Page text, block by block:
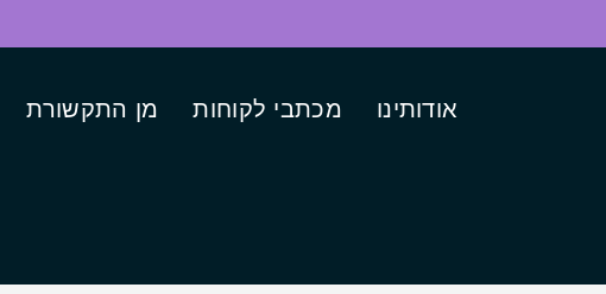
מן התקשורת מכתבי לקוחות אודותינו